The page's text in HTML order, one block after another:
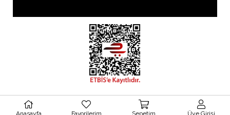
Images by Freepik
Anasayfa Favorilerim Sepetim Üye Girişi